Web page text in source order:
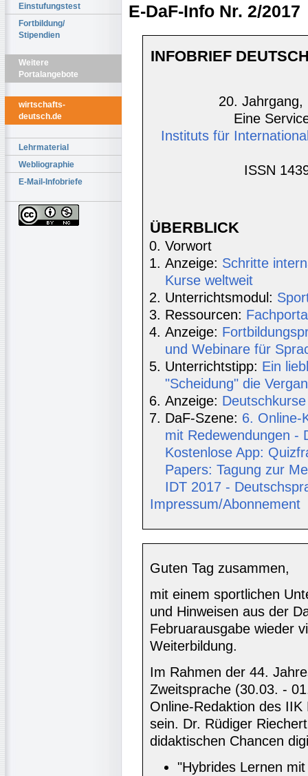
Einstufungstest
Fortbildung/
Stipendien
Weitere
Portalangebote
wirtschafts-
deutsch.de
Lehrmaterial
Webliographie
E-Mail-Infobriefe
E-DaF-Info Nr. 2/2017
INFOBRIEF
20. Jahrgang,
Eine
Instituts für
ISSN
ÜBERBLICK
Vorwort
Anzeige: Schritte
Kurse weltweit
Unterrichtsmodul:
Ressourcen:
Anzeige:
und Webinare für
Unterrichtstipp: Ein
"Scheidung" die
Anzeige:
DaF-Szene: 6. Online-
mit Redewendungen -
Kostenlose App:
Papers: Tagung zur
IDT 2017 -
Impressum/Abonnement
Guten Tag zusammen,
mit einem sportlichen
und Hinweisen aus der
Februarausgabe wieder
Weiterbildung.
Im Rahmen der 44.
Zweitsprache (30.03. -
Online-Redaktion des
sein. Dr. Rüdiger
didaktischen Chancen
"Hybrides Lernen